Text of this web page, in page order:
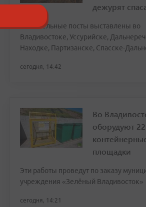
дежурят
Спасательные посты выставлены во
Владивостоке, Уссурийске,
Находке, Партизанске, Спасске-
сегодня, 14:42
Во
оборудуют
площадки
Эти работы проведут по заказу
учреждения «Зелёный Владивосток»
сегодня, 14:21